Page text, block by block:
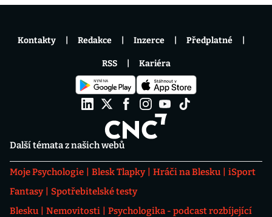
Další témata z našich webů
Moje Psychologie Blesk Tlapky Hráči na Blesku
iSport
Fantasy
Spotřebitelské testy
Blesku
Nemovitosti
Psychologika - podcast rozbíjející
Kontakty Redakce Inzerce Předplatné
RSS Kariéra